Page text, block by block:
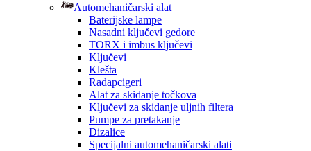
Automehaničarski alat
Baterijske lampe
Nasadni ključevi gedore
TORX i imbus ključevi
Ključevi
Klešta
Radapcigeri
Alat za skidanje točkova
Ključevi za skidanje uljnih filtera
Pumpe za pretakanje
Dizalice
Specijalni automehaničarski alati